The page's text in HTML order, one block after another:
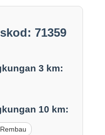
71359
3 km:
10 km: